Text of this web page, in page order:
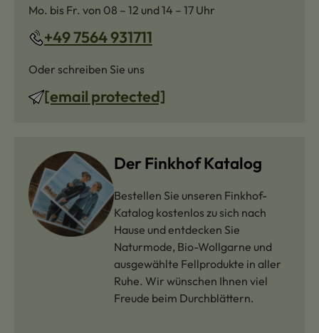
Mo. bis Fr. von 08 – 12 und 14 – 17 Uhr
+49 7564 931711
Oder schreiben Sie uns
[email protected]
Der Finkhof Katalog
Bestellen Sie unseren Finkhof-
Katalog kostenlos zu sich nach
Hause und entdecken Sie
Naturmode, Bio-Wollgarne und
ausgewählte Fellprodukte in aller
Ruhe. Wir wünschen Ihnen viel
Freude beim Durchblättern.